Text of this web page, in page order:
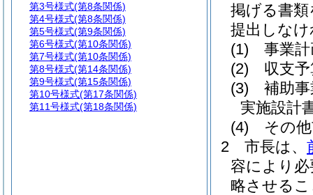
掲げる書
提出しな
(1)
事業
(2)
収支
(3)
補助
実施設計
(4)
その
2
市長は、
容により
略させる
第3号様式(第8条関係)
第4号様式(第8条関係)
第5号様式(第9条関係)
第6号様式(第10条関係)
第7号様式(第10条関係)
第8号様式(第14条関係)
第9号様式(第15条関係)
第10号様式(第17条関係)
第11号様式(第18条関係)